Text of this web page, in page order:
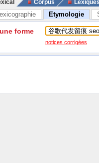
Corpus
Etymologie
forme
notices corrigées